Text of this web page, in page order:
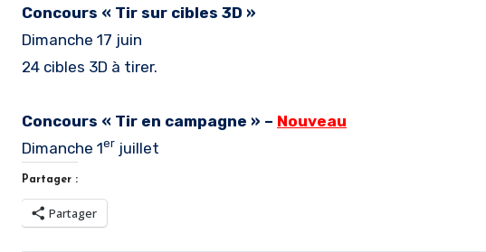
Concours « Tir sur cibles 3D »
Dimanche 17 juin
24 cibles 3D à tirer.
Concours « Tir en campagne » – Nouveau
Dimanche 1er juillet
Partager :
Partager